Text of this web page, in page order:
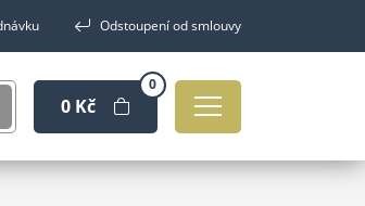
Odstoupení od smlouvy
0 Kč
0